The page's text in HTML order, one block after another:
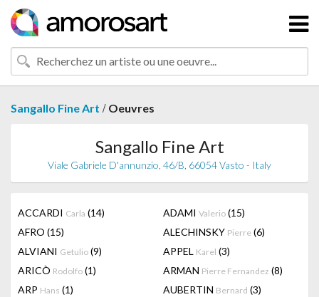
Sangallo Fine Art / Oeuvres
Sangallo Fine Art
Viale Gabriele D'annunzio, 46/B, 66054 Vasto - Italy
ACCARDI Carla (14) ADAMI Valerio (15)
AFRO (15) ALECHINSKY Pierre (6)
ALVIANI Getulio (9) APPEL Karel (3)
ARICÒ Rodolfo (1) ARMAN Pierre Fernandez (8)
ARP Hans (1) AUBERTIN Bernard (3)